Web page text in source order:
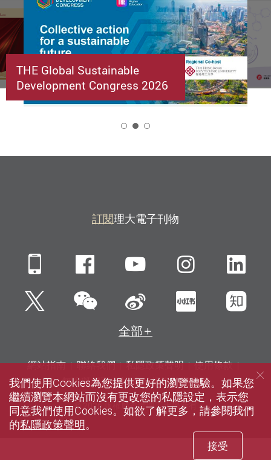
THE Global Sustainable
Development Congress 2026
訂閱理大電子刊物
Mobile FacebookYouTube
Twitter微信 新浪微博小紅書知
全部
網站指南 聯絡我們 私隱政策聲明
使用條款
無障礙網頁
招聘 傳媒 圖書館
© 2026 版權屬香港理工大學所有
我們使用Cookies為您提供更好的瀏覽體驗。如果您
繼續瀏覽本網站而沒有更改您的私隱設定，表示您
同意我們使用Cookies。如欲了解更多，請參閱我們
的私隱政策聲明。
接受